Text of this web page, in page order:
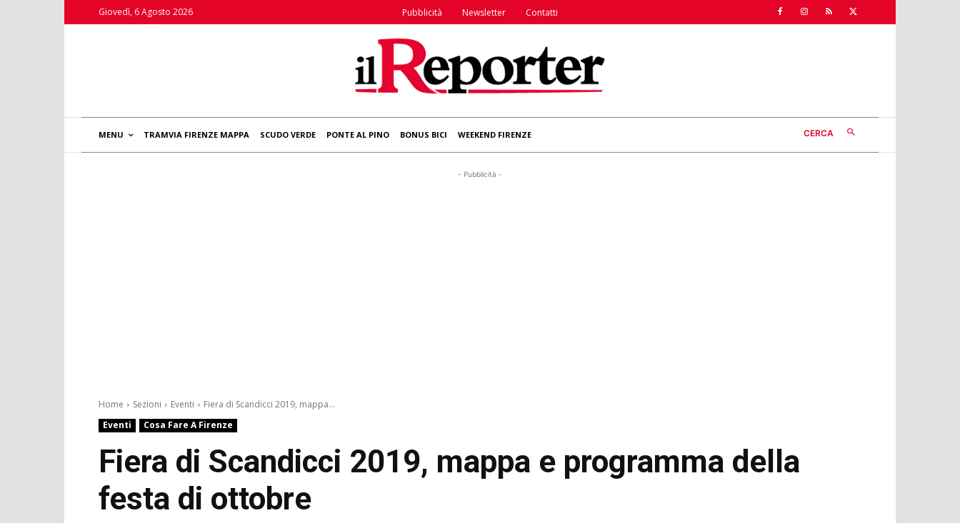
Giovedì, 6 Agosto 2026 Pubblicità Newsletter Contatti
MENU TRAMVIA FIRENZE MAPPA SCUDO VERDE PONTE AL PINO BONUS BICI WEEKEND FIRENZE CERCA
- Pubblicità -
Home Sezioni Eventi
Fiera di Scandicci 2019, mappa...
Eventi
Cosa Fare A Firenze
Fiera di Scandicci 2019, mappa e programma della
festa di ottobre